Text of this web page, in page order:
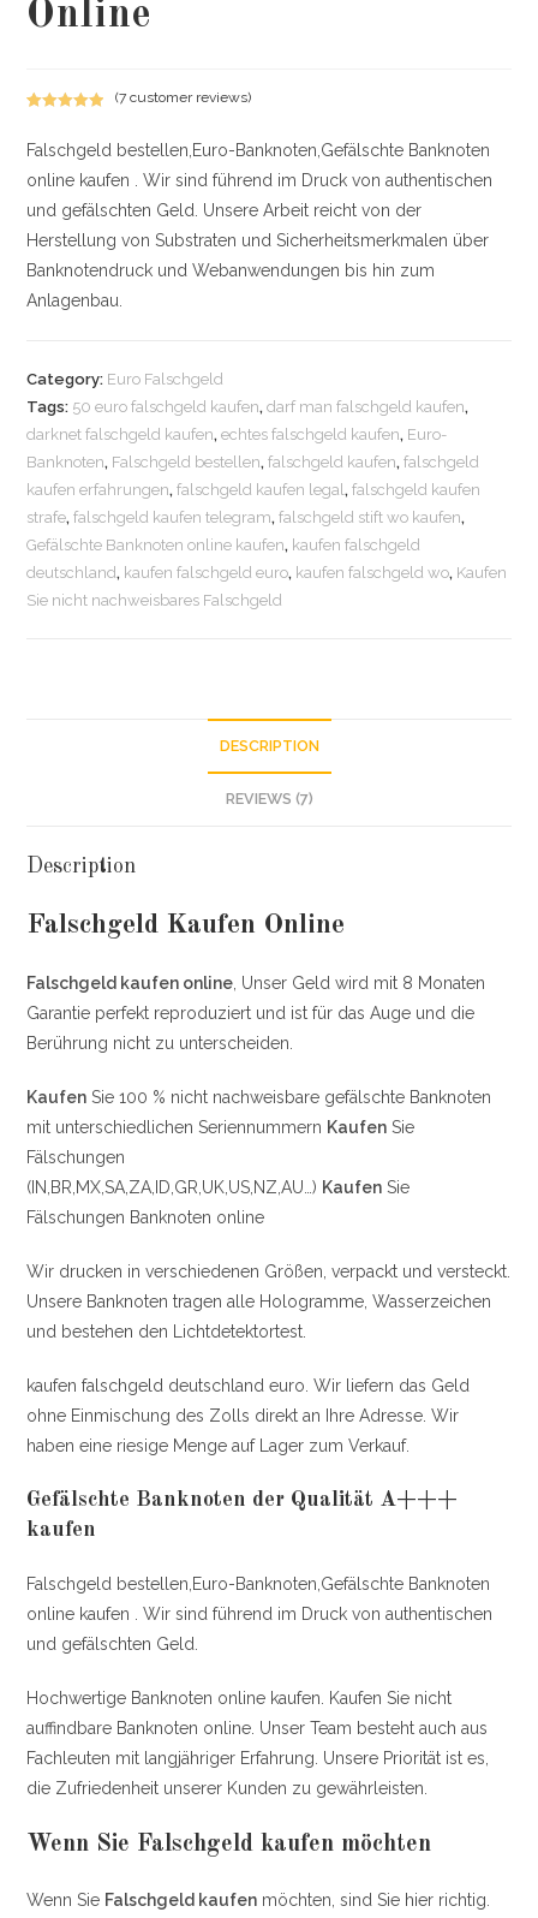
Online
out of 5
customer
ratings
(7 customer reviews)
Falschgeld bestellen,Euro-Banknoten,Gefälschte Banknoten
online kaufen . Wir sind führend im Druck von authentischen
und gefälschten Geld. Unsere Arbeit reicht von der
Herstellung von Substraten und Sicherheitsmerkmalen über
Banknotendruck und Webanwendungen bis hin zum
Anlagenbau.
Category: Euro Falschgeld
Tags: 50 euro falschgeld kaufen,darf man falschgeld kaufen,
darknet falschgeld kaufen,echtes falschgeld kaufen, Euro-
Banknoten, Falschgeld bestellen,falschgeld kaufen,falschgeld
kaufen erfahrungen,falschgeld kaufen legal,falschgeld kaufen
strafe,falschgeld kaufen telegram,falschgeld stift wo kaufen,
Gefälschte Banknoten online kaufen, kaufen falschgeld
deutschland, kaufen falschgeld euro, kaufen falschgeld wo, Kaufen
Sie nicht nachweisbares Falschgeld
DESCRIPTION
REVIEWS (7)
Description
Falschgeld Kaufen Online
Falschgeld kaufen online, Unser Geld wird mit 8 Monaten
Garantie perfekt reproduziert und ist für das Auge und die
Berührung nicht zu unterscheiden.
Kaufen Sie 100 % nicht nachweisbare gefälschte Banknoten
mit unterschiedlichen Seriennummern Kaufen Sie
Fälschungen
(IN,BR,MX,SA,ZA,ID,GR,UK,US,NZ,AU…) Kaufen Sie
Fälschungen Banknoten online
Wir drucken in verschiedenen Größen, verpackt und versteckt.
Unsere Banknoten tragen alle Hologramme, Wasserzeichen
und bestehen den Lichtdetektortest.
kaufen falschgeld deutschland euro. Wir liefern das Geld
ohne Einmischung des Zolls direkt an Ihre Adresse. Wir
haben eine riesige Menge auf Lager zum Verkauf.
Gefälschte Banknoten der Qualität A+++
kaufen
Falschgeld bestellen,Euro-Banknoten,Gefälschte Banknoten
online kaufen . Wir sind führend im Druck von authentischen
und gefälschten Geld.
Hochwertige Banknoten online kaufen. Kaufen Sie nicht
auffindbare Banknoten online. Unser Team besteht auch aus
Fachleuten mit langjähriger Erfahrung. Unsere Priorität ist es,
die Zufriedenheit unserer Kunden zu gewährleisten.
Wenn Sie Falschgeld kaufen möchten
Wenn Sie Falschgeld kaufen möchten, sind Sie hier richtig.